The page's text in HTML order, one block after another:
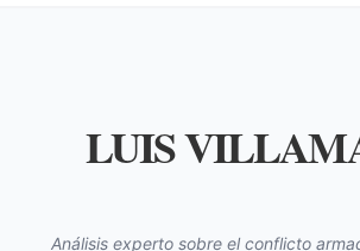
LUIS
Análisis experto sobre el conflicto